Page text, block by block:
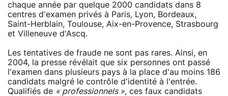
chaque année par quelque 2000 candidats dans 8
centres d'examen privés à Paris, Lyon, Bordeaux,
Saint-Herblain, Toulouse, Aix-en-Provence, Strasbourg
et Villeneuve d'Ascq.
Les tentatives de fraude ne sont pas rares. Ainsi, en
2004, la presse révélait que six personnes ont passé
l'examen dans plusieurs pays à la place d'au moins 186
candidats malgré le contrôle d'identité à l'entrée.
Qualifiés de « professionnels », ces faux candidats